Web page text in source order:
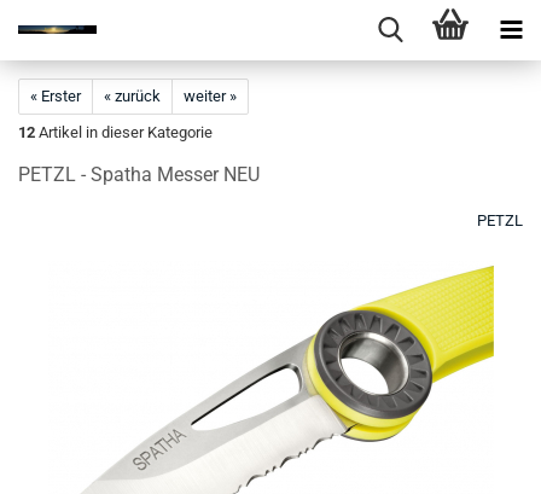
« Erster « zurück
weiter »
12 Artikel in dieser Kategorie
PETZL - Spatha Messer NEU
PETZL